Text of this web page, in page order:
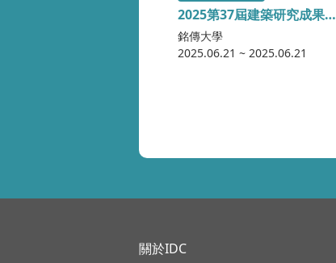
2025第37屆建築研究成果發
表會暨第9屆全國建築設計
教學與建築教育論壇
銘傳大學
2025.06.21 ~ 2025.06.21
關於IDC